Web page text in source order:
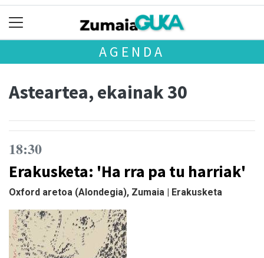
AGENDA
Asteartea, ekainak 30
18:30
Erakusketa: 'Ha rra pa tu harriak'
Oxford aretoa (Alondegia), Zumaia | Erakusketa